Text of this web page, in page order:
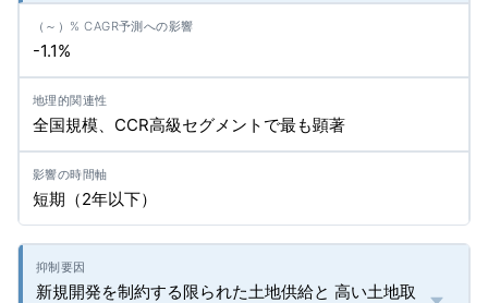
-1.1%
全国規模、CCR高級セグメントで最も顕著
短期（2年以下）
新規開発を制約する限られた土地供給と 高い土地取